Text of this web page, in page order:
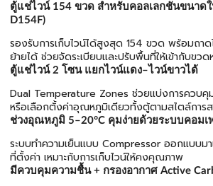
ตู้แช่ไวน์ 154 ขวด สำหรับคอลเลกชันขนาด
D154F)
รองรับการเก็บไวน์ได้สูงสุด 154 ขวด พร้อมถา
ย้ายได้ ช่วยจัดระเบียบและปรับพื้นที่ให้เข้ากับขว
ตู้แช่ไวน์ 2 โซน แยกไวน์แดง–ไวน์ขาวได้
Dual Temperature Zones ช่วยแบ่งการควบ
หรือเลือกตั้งค่าอุณหภูมิเดียวทั้งตู้ตามสไตล์การส
ช่วงอุณหภูมิ 5–20°C คุมง่ายด้วยระบบคอมเ
ระบบทำความเย็นแบบ Compressor ออกแบบ
ที่ตั้งค่า เหมาะกับการเก็บไวน์ให้คงคุณภาพ
มีควบคุมความชื้น + กรองอากาศ Active